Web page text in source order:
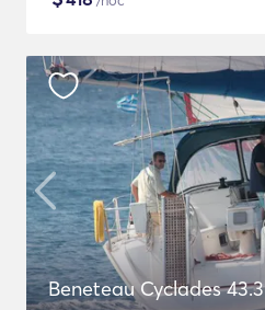
Beneteau Cyclades 43.3